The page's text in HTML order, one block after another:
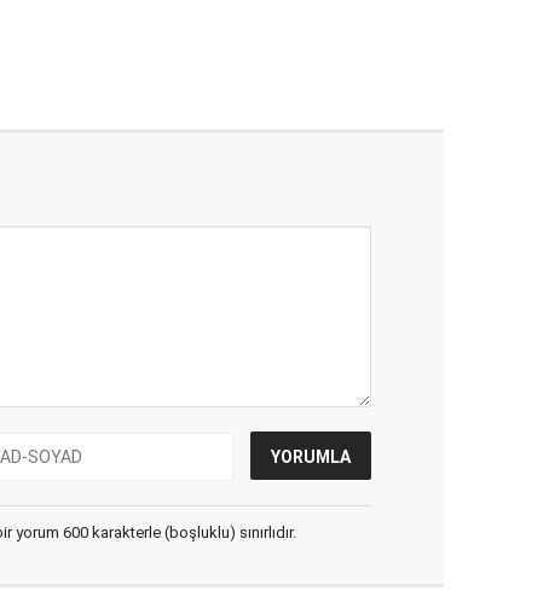
600 karakterle (boşluklu) sınırlıdır.